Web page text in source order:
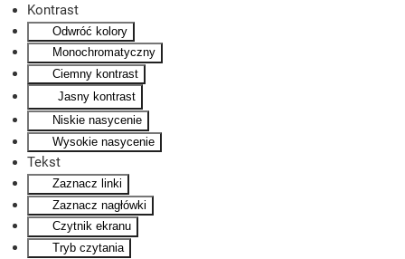
Kontrast
Odwróć kolory
Monochromatyczny
Ciemny kontrast
Jasny kontrast
Niskie nasycenie
Wysokie nasycenie
Tekst
Zaznacz linki
Zaznacz nagłówki
Czytnik ekranu
Tryb czytania
Skip to main content